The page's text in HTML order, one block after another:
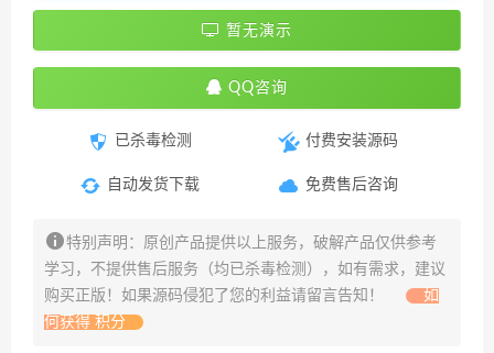
暂无演示
QQ咨询
已杀毒检测
自动发货下载
付费安装源码
免费售后咨询
特别声明：原创产品提供以上服务，破解产品仅供参考
学习，不提供售后服务（均已杀毒检测），如有需求，建议
购买正版！如果源码侵犯了您的利益请留言告知！
如
何获得 积分